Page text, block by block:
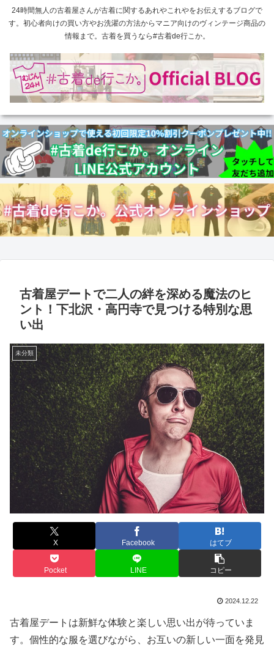
24時間無人の古着屋さんが古着に関するあれやこれやをお伝えするブログで
す。初心者向けの買い方やお洗濯の方法からマニア向けのヴィンテージ商品の
情報まで。古着を買うなら#古着de行こか。
古着屋デートで二人の絆を深める魔法のヒ
ント！下北沢・高円寺で見つける特別な思
い出
未分類
X Facebook はてブ
Pocket LINE コピー
2024.12.22
古着屋デートは新鮮な体験と楽しい思い出が待っていま
す。個性的な服を選びながら、お互いの新しい一面を発見